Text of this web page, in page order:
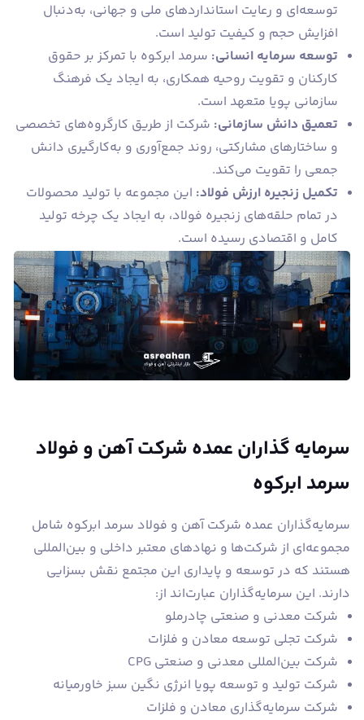
توسعه‌ای و رعایت استانداردهای ملی و جهانی، به‌دنبال
افزایش حجم و کیفیت تولید است.
توسعه سرمایه انسانی: سرمد ابرکوه با تمرکز بر حقوق
کارکنان و تقویت روحیه همکاری، به ایجاد یک فرهنگ
سازمانی پویا متعهد است.
تعمیق دانش سازمانی: شرکت از طریق کارگروه‌های تخصصی
و ساختارهای مشارکتی، روند جمع‌آوری و به‌کارگیری دانش
جمعی را تقویت می‌کند.
تکمیل زنجیره ارزش فولاد: این مجموعه با تولید محصولات
در تمام حلقه‌های زنجیره فولاد، به ایجاد یک چرخه تولید
کامل و اقتصادی رسیده است.
سرمایه گذاران عمده شرکت آهن و فولاد
سرمد ابرکوه
سرمایه‌گذاران عمده شرکت آهن و فولاد سرمد ابرکوه شامل
مجموعه‌ای از شرکت‌ها و نهادهای معتبر داخلی و بین‌المللی
هستند که در توسعه و پایداری این مجتمع نقش بسزایی
دارند. این سرمایه‌گذاران عبارت‌اند از:
شرکت معدنی و صنعتی چادرملو
شرکت تجلی توسعه معادن و فلزات
شرکت بین‌المللی معدنی و صنعتی CPG
شرکت تولید و توسعه پویا انرژی نگین سبز خاورمیانه
شرکت سرمایه‌گذاری معادن و فلزات